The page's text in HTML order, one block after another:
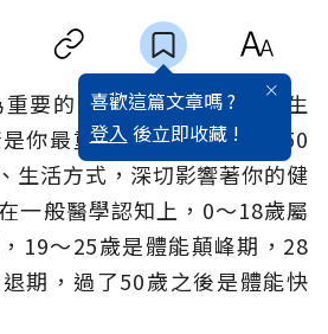
喜歡這篇文章嗎 ?
登入 後立即收藏 !
要的分水嶺，即將迎接人生
你最重要的財富！然而，50
生活方式，深切影響著你的健
一般醫學認知上，0～18歲屬
19～25歲是體能顛峰期，28
期，過了50歲之後是體能快